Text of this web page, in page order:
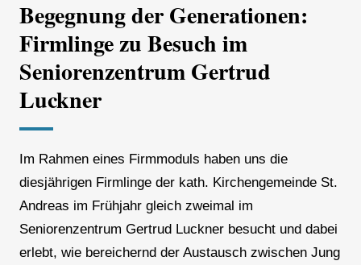
Begegnung der Generationen:
Firmlinge zu Besuch im
Seniorenzentrum Gertrud
Luckner
Im Rahmen eines Firmmoduls haben uns die
diesjährigen Firmlinge der kath. Kirchengemeinde St.
Andreas im Frühjahr gleich zweimal im
Seniorenzentrum Gertrud Luckner besucht und dabei
erlebt, wie bereichernd der Austausch zwischen Jung